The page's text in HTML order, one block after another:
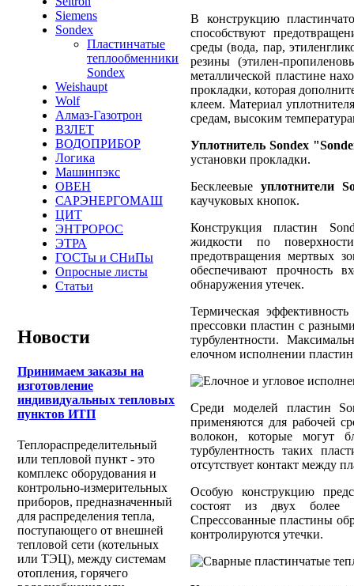
Siemens
Sondex
Пластинчатые
теплообменники
Sondex
Weishaupt
Wolf
Алмаз-Газотрон
ВЗЛЕТ
ВОДОПРИБОР
Логика
Машинпэкс
ОВЕН
САРЭНЕРГОМАШ
ЦИТ
ЭНТРОРОС
ЭТРА
ГОСТы и СНиПы
Опросные листы
Статьи
Новости
Принимаем заказы на
изготовление
индивидуальных тепловых
пунктов ИТП
Теплораспределительный
или тепловой пункт - это
комплекс оборудования и
контрольно-измерительных
приборов, предназначенный
для распределения тепла,
поступающего от внешней
тепловой сети (котельных
или ТЭЦ), между системам
отопления, горячего
В конструкцию
способствуют
среды (вода, пар,
резины (этилен-
металлической пластине
прокладки, которая
клеем. Материал
средам, высоким
Уплотнитель Sondex
установки прокладки.
Бесклеевыеуплотнители
каучуковых кнопок.
Конструкция пластин
жидкости по
предотвращения мертвых
обеспечивают прочность
обнаружения утечек.
Термическая
прессовки пластин с
турбулентности.
елочном исполнении
Среди моделей пластин
применяются для рабочей
волокон, которые могут
турбулентность таких
отсутствует контакт между
Особую конструкцию
состоят из двух более
Спрессованные пластины
контролируются утечки.